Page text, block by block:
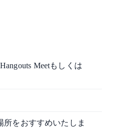
Meetもしくは
をおすすめいたしま